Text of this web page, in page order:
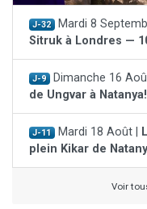
J-32 Mardi 8
Sitruk à Londres —
J-9 Dimanche 16
de Ungvar à Natanya!
J-11 Mardi 18 Août |
plein Kikar de
Voir